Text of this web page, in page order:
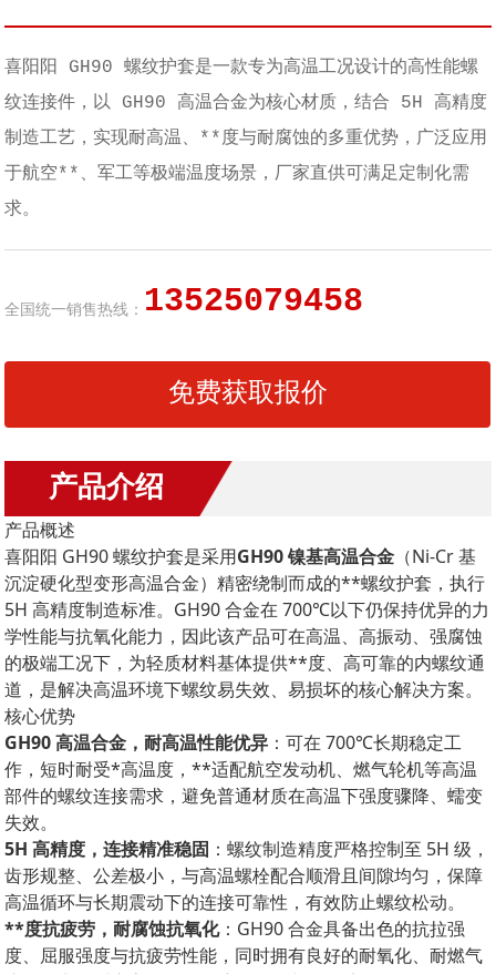
喜阳阳 GH90 螺纹护套是一款专为高温工况设计的高性能螺
纹连接件，以 GH90 高温合金为核心材质，结合 5H 高精度
制造工艺，实现耐高温、**度与耐腐蚀的多重优势，广泛应用
于航空**、军工等极端温度场景，厂家直供可满足定制化需
求。
全国统一销售热线： 13525079458
免费获取报价
产品介绍
产品概述
喜阳阳 GH90 螺纹护套是采用GH90 镍基高温合金 （Ni-Cr 基
沉淀硬化型变形高温合金）精密绕制而成的**螺纹护套，执行
5H 高精度制造标准。GH90 合金在 700℃以下仍保持优异的力
学性能与抗氧化能力，因此该产品可在高温、高振动、强腐蚀
的极端工况下，为轻质材料基体提供**度、高可靠的内螺纹通
道，是解决高温环境下螺纹易失效、易损坏的核心解决方案。
核心优势
GH90 高温合金，耐高温性能优异 ：可在 700℃长期稳定工
作，短时耐受*高温度，**适配航空发动机、燃气轮机等高温
部件的螺纹连接需求，避免普通材质在高温下强度骤降、蠕变
失效。
5H 高精度，连接精准稳固 ：螺纹制造精度严格控制至 5H 级，
齿形规整、公差极小，与高温螺栓配合顺滑且间隙均匀，保障
高温循环与长期震动下的连接可靠性，有效防止螺纹松动。
**度抗疲劳，耐腐蚀抗氧化：GH90 合金具备出色的抗拉强
度、屈服强度与抗疲劳性能，同时拥有良好的耐氧化、耐燃气